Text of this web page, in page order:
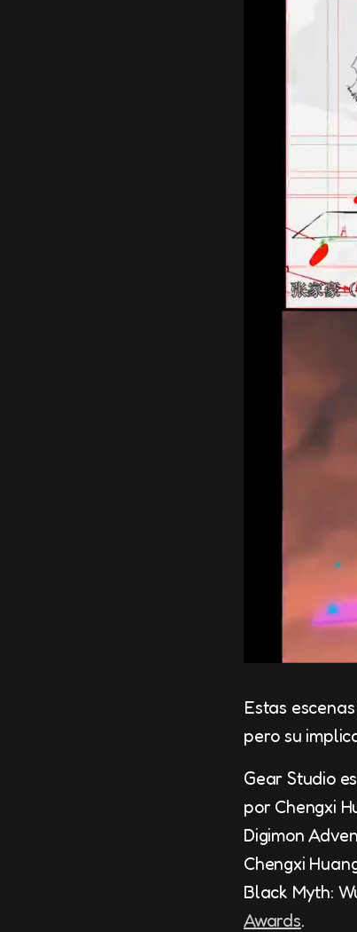
Estas
pero su
Gear Studio
por Chengxi
Digimon
Chengxi
Black Myth:
Awards.